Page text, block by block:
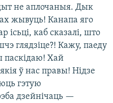
не аплочаныя. Дык
жывуць! Канапа яго
ісьці, каб сказалі, што
глядзіце?! Кажу, паеду
паскідаю! Хай
ў нас правы! Нідзе
гэтую
дзейнічаць —